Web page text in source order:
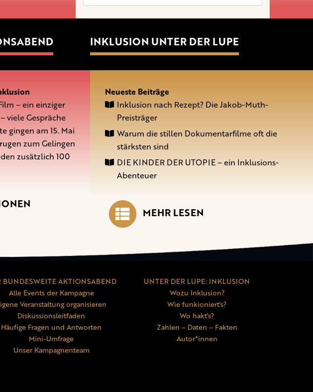
– ein einziger
viele Gespräche
gingen am 15. Mai
zum Gelingen
zusätzlich 100
INKLUSION UNTER DER LUPE
Neueste Beiträge
Inklusion nach Rezept? Die Jakob-Muth-
Preisträger
Warum die stillen Dokumentarfilme oft die
stärksten sind
DIE KINDER DER UTOPIE – ein Inklusions-
Abenteuer
MEHR LESEN
BUNDESWEITE AKTIONSABEND
Alle Events der Kampagne
Veranstaltung organisieren
Diskussionsleitfaden
Häufige Fragen und Antworten
Mini-Umfrage
Unser Kampagnenteam
UNTER DER LUPE: INKLUSION
Wozu Inklusion?
Wie funkioniert's?
Wo hakt's?
Zahlen – Daten – Fakten
Autor*innen